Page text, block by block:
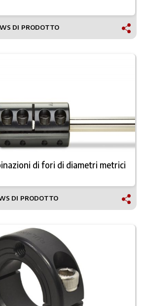
DI PRODOTTO
di fori di diametri metrici
DI PRODOTTO